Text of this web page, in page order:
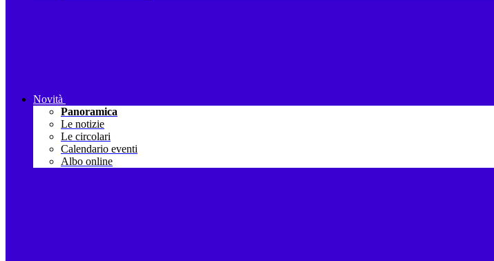
Novità
Panoramica
Le notizie
Le circolari
Calendario eventi
Albo online